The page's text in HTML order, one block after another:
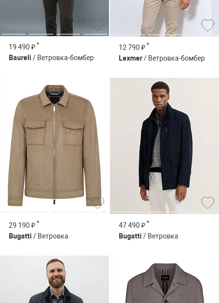
19 490 ₽ *
Baureli / Ветровка-бомбер
12 790 ₽ *
Lexmer/ Ветровка-бомбер
29 190 ₽ *
Bugatti / Ветровка
47 490 ₽ *
Bugatti / Ветровка